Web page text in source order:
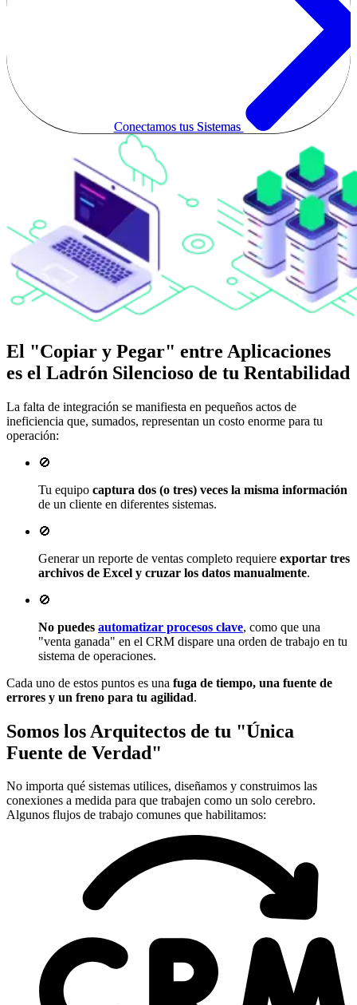
Conectamos tus Sistemas
El "Copiar y Pegar" entre Aplicaciones
es el Ladrón Silencioso de tu Rentabilidad
La falta de integración se manifiesta en pequeños actos de
ineficiencia que, sumados, representan un costo enorme para tu
operación:
🚫
Tu equipo captura dos (o tres) veces la misma información
de un cliente en diferentes sistemas.
🚫
Generar un reporte de ventas completo requiere exportar tres
archivos de Excel y cruzar los datos manualmente.
🚫
No puedes automatizar procesos clave, como que una
"venta ganada" en el CRM dispare una orden de trabajo en tu
sistema de operaciones.
Cada uno de estos puntos es una fuga de tiempo, una fuente de
errores y un freno para tu agilidad.
Somos los Arquitectos de tu "Única
Fuente de Verdad"
No importa qué sistemas utilices, diseñamos y construimos las
conexiones a medida para que trabajen como un solo cerebro.
Algunos flujos de trabajo comunes que habilitamos: